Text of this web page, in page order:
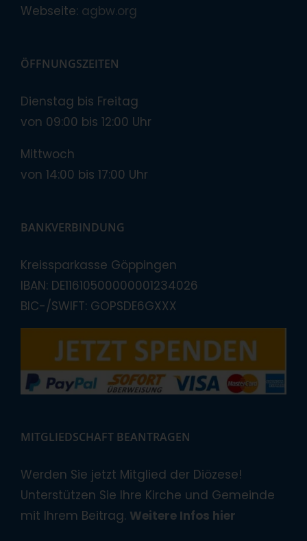
Webseite: agbw.org
ÖFFNUNGSZEITEN
Dienstag bis Freitag
von 09:00 bis 12:00 Uhr
Mittwoch
von 14:00 bis 17:00 Uhr
BANKVERBINDUNG
Kreissparkasse Göppingen
IBAN: DE11610500000001234026
BIC-/SWIFT: GOPSDE6GXXX
MITGLIEDSCHAFT BEANTRAGEN
Werden Sie jetzt Mitglied der Diözese!
Unterstützen Sie Ihre Kirche und Gemeinde
mit Ihrem Beitrag. Weitere Infos hier